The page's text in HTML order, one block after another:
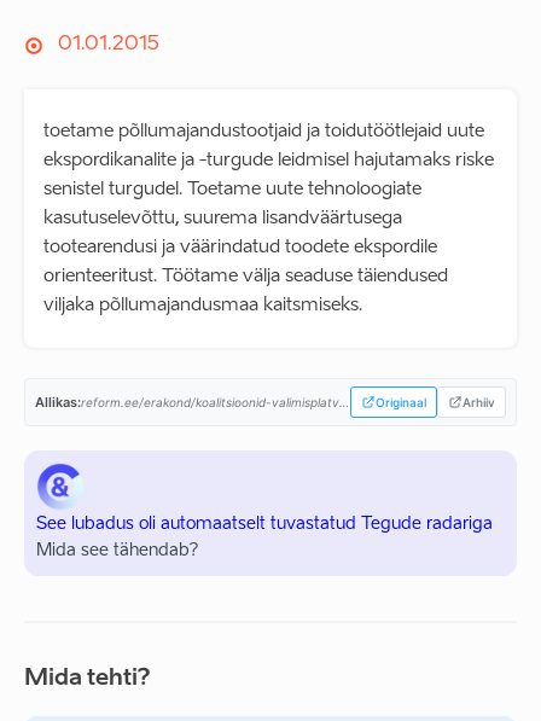
01.01.2015
toetame põllumajandustootjaid ja toidutöötlejaid uute
ekspordikanalite ja -turgude leidmisel hajutamaks riske
senistel turgudel. Toetame uute tehnoloogiate
kasutuselevõttu, suurema lisandväärtusega
tootearendusi ja väärindatud toodete ekspordile
orienteeritust. Töötame välja seaduse täiendused
viljaka põllumajandusmaa kaitsmiseks.
Allikas: Originaal Arhiiv
See lubadus oli automaatselt tuvastatud Tegude radariga
Mida see tähendab?
Mida tehti?